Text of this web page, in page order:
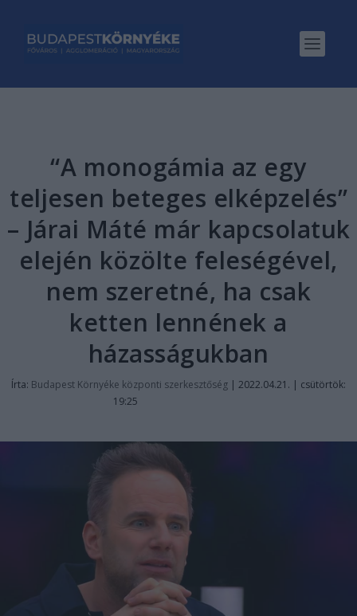
“A monogámia az egy
teljesen beteges elképzelés”
– Járai Máté már kapcsolatuk
elején közölte feleségével,
nem szeretné, ha csak
ketten lennének a
házasságukban
Írta: Budapest Környéke központi szerkesztőség | 2022.04.21. | csütörtök:
19:25